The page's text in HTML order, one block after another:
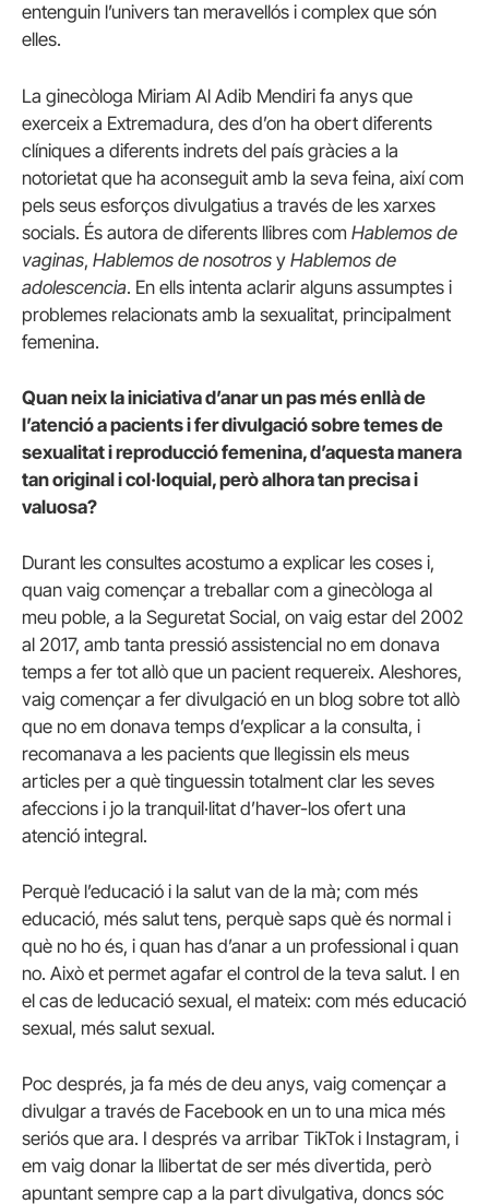
entenguin l’univers tan meravellós i complex que són
elles.
La ginecòloga Miriam Al Adib Mendiri fa anys que
exerceix a Extremadura, des d’on ha obert diferents
clíniques a diferents indrets del país gràcies a la
notorietat que ha aconseguit amb la seva feina, així com
pels seus esforços divulgatius a través de les xarxes
socials. És autora de diferents llibres com Hablemos de
vaginas, Hablemos de nosotros y Hablemos de
adolescencia. En ells intenta aclarir alguns assumptes i
problemes relacionats amb la sexualitat, principalment
femenina.
Quan neix la iniciativa d’anar un pas més enllà de
l’atenció a pacients i fer divulgació sobre temes de
sexualitat i reproducció femenina, d’aquesta manera
tan original i col·loquial, però alhora tan precisa i
valuosa?
Durant les consultes acostumo a explicar les coses i,
quan vaig començar a treballar com a ginecòloga al
meu poble, a la Seguretat Social, on vaig estar del 2002
al 2017, amb tanta pressió assistencial no em donava
temps a fer tot allò que un pacient requereix. Aleshores,
vaig començar a fer divulgació en un blog sobre tot allò
que no em donava temps d’explicar a la consulta, i
recomanava a les pacients que llegissin els meus
articles per a què tinguessin totalment clar les seves
afeccions i jo la tranquil·litat d’haver-los ofert una
atenció integral.
Perquè l’educació i la salut van de la mà; com més
educació, més salut tens, perquè saps què és normal i
què no ho és, i quan has d’anar a un professional i quan
no. Això et permet agafar el control de la teva salut. I en
el cas de leducació sexual, el mateix: com més educació
sexual, més salut sexual.
Poc després, ja fa més de deu anys, vaig començar a
divulgar a través de Facebook en un to una mica més
seriós que ara. I després va arribar TikTok i Instagram, i
em vaig donar la llibertat de ser més divertida, però
apuntant sempre cap a la part divulgativa, doncs sóc